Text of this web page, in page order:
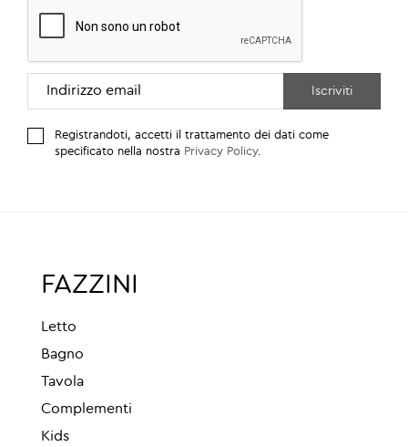
Registrandoti, accetti il trattamento dei dati come
specificato nella nostra Privacy Policy.
FAZZINI
Letto
Bagno
Tavola
Complementi
Kids